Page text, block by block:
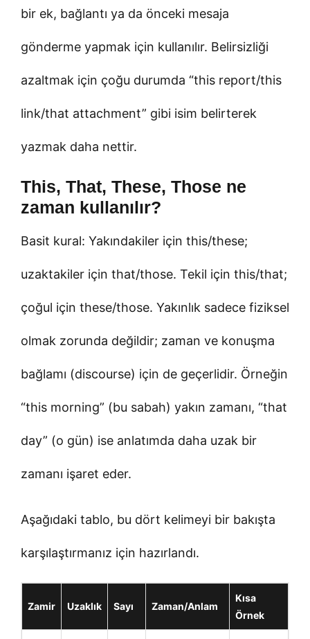
bir ek, bağlantı ya da önceki mesaja
gönderme yapmak için kullanılır. Belirsizliği
azaltmak için çoğu durumda “this report/this
link/that attachment” gibi isim belirterek
yazmak daha nettir.
This, That, These, Those ne
zaman kullanılır?
Basit kural: Yakındakiler için this/these;
uzaktakiler için that/those. Tekil için this/that;
çoğul için these/those. Yakınlık sadece fiziksel
olmak zorunda değildir; zaman ve konuşma
bağlamı (discourse) için de geçerlidir. Örneğin
“this morning” (bu sabah) yakın zamanı, “that
day” (o gün) ise anlatımda daha uzak bir
zamanı işaret eder.
Aşağıdaki tablo, bu dört kelimeyi bir bakışta
karşılaştırmanız için hazırlandı.
Zamir Uzaklık Sayı Zaman/Anlam
Kısa
Örnek